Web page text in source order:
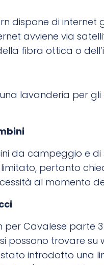
dispone di internet
avviene via
fibra ottica o
una lavanderia per
da campeggio e di
limitato, pertanto
al momento
per Cavalese parte
possono trovare su
stato introdotto una